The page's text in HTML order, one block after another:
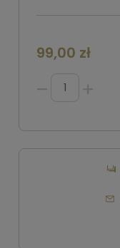
99,00 zł